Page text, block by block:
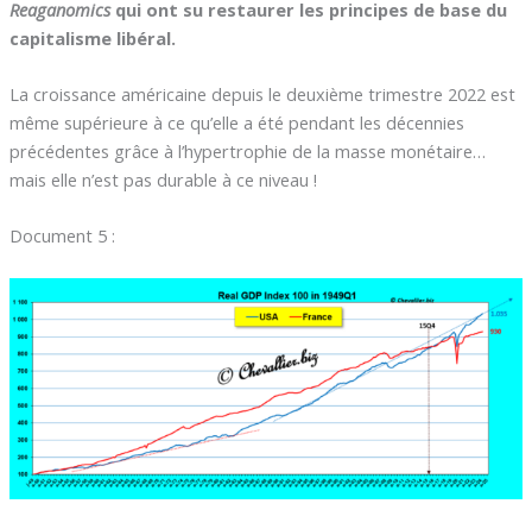
Reaganomicsqui ont su restaurer les principes de base du
capitalisme libéral.
La croissance américaine depuis le deuxième trimestre 2022 est
même supérieure à ce qu’elle a été pendant les décennies
précédentes grâce à l’hypertrophie de la masse monétaire…
mais elle n’est pas durable à ce niveau !
Document 5 :